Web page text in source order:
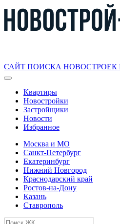
САЙТ ПОИСКА НОВОСТРОЕК
Квартиры
Новостройки
Застройщики
Новости
Избранное
Москва и МО
Санкт-Петербург
Екатеринбург
Нижний Новгород
Краснодарский край
Ростов-на-Дону
Казань
Ставрополь